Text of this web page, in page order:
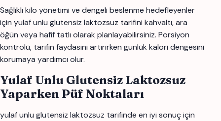
Sağlıklı kilo yönetimi ve dengeli beslenme hedefleyenler
için yulaf unlu glutensiz laktozsuz tarifini kahvaltı, ara
öğün veya hafif tatlı olarak planlayabilirsiniz. Porsiyon
kontrolü, tarifin faydasını artırırken günlük kalori dengesini
korumaya yardımcı olur.
Yulaf Unlu Glutensiz Laktozsuz
Yaparken Püf Noktaları
yulaf unlu glutensiz laktozsuz tarifinde en iyi sonuç için